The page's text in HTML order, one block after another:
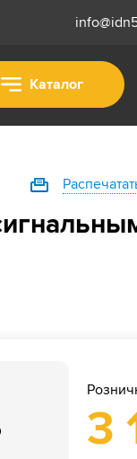
Каталог
3